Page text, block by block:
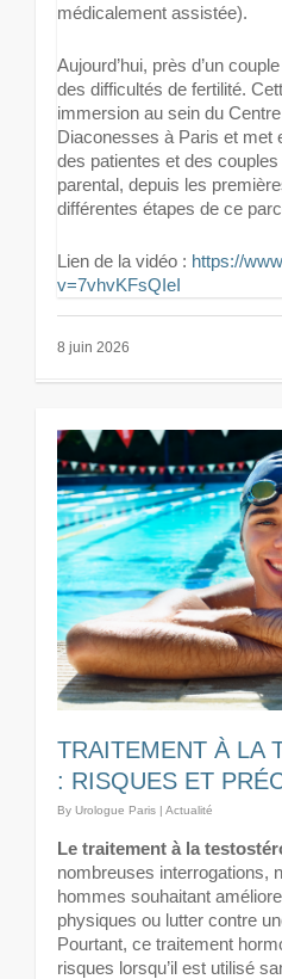
médicalement assistée).
Aujourd’hui, près d’un
des difficultés de fertilité.
immersion au sein du
Diaconesses à Paris et met
des patientes et des
parental, depuis les
différentes étapes de ce
Lien de la vidéo : https://
v=7vhvKFsQIeI
8 juin 2026
TRAITEMENT À LA
: RISQUES ET
By Urologue Paris | Actualité
Le traitement à la
nombreuses interrogations,
hommes souhaitant
physiques ou lutter contre
Pourtant, ce traitement
risques lorsqu’il est utilisé